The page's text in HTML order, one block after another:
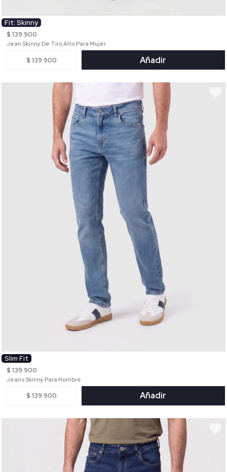
Fit: Skinny
$ 139.900
Jean Skinny De Tiro Alto Para Mujer
$ 139.900 Añadir
Slim Fit
$ 139.900
Jeans Skinny Para Hombre
$ 139.900 Añadir